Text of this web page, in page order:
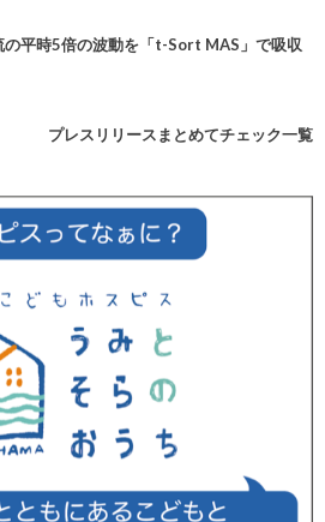
平時5倍の波動を「t-Sort MAS」で吸収
プレスリリースまとめてチェック一覧